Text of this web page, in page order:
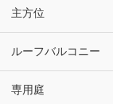
主方位
ルーフバルコニー
専用庭